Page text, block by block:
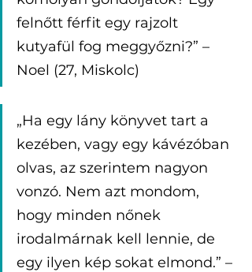
felnőtt férfit egy rajzolt
kutyafül fog meggyőzni?” –
Noel (27, Miskolc)
„Ha egy lány könyvet tart a
kezében, vagy egy kávézóban
olvas, az szerintem nagyon
vonzó. Nem azt mondom,
hogy minden nőnek
irodalmárnak kell lennie, de
egy ilyen kép sokat elmond.” –